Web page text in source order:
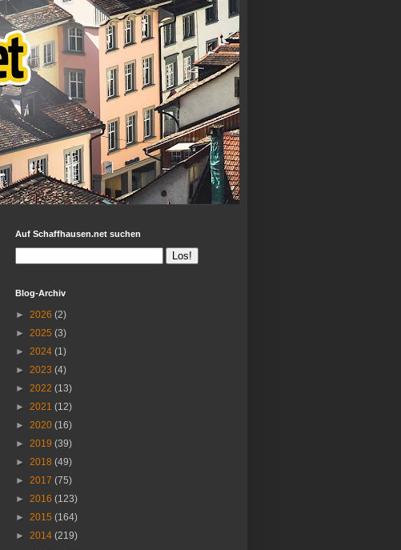
Auf Schaffhausen.net suchen
Blog-Archiv
► 2026 (2)
► 2025 (3)
► 2024 (1)
► 2023 (4)
► 2022 (13)
► 2021 (12)
► 2020 (16)
► 2019 (39)
► 2018 (49)
► 2017 (75)
► 2016 (123)
► 2015 (164)
► 2014 (219)